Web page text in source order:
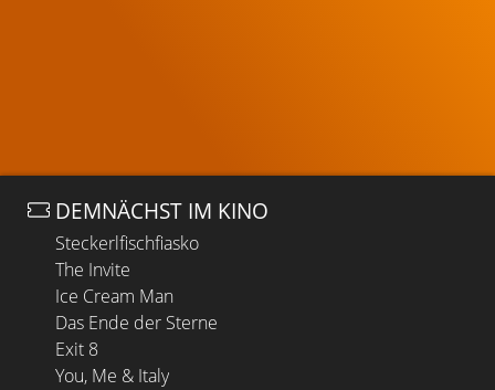
DEMNÄCHST IM KINO
Steckerlfischfiasko
The Invite
Ice Cream Man
Das Ende der Sterne
Exit 8
You, Me & Italy